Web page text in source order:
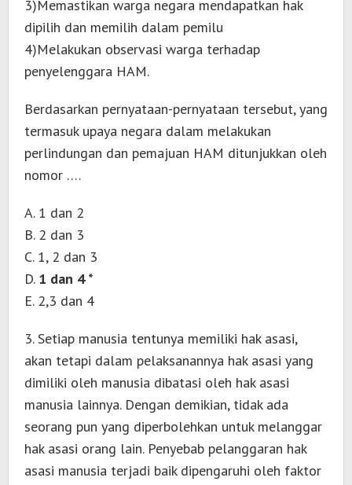
3)Memastikan warga negara mendapatkan hak
dipilih dan memilih dalam pemilu
4)Melakukan observasi warga terhadap
penyelenggara HAM.
Berdasarkan pernyataan-pernyataan tersebut, yang
termasuk upaya negara dalam melakukan
perlindungan dan pemajuan HAM ditunjukkan oleh
nomor ….
A. 1 dan 2
B. 2 dan 3
C. 1, 2 dan 3
D. 1 dan 4 *
E. 2,3 dan 4
3. Setiap manusia tentunya memiliki hak asasi,
akan tetapi dalam pelaksanannya hak asasi yang
dimiliki oleh manusia dibatasi oleh hak asasi
manusia lainnya. Dengan demikian, tidak ada
seorang pun yang diperbolehkan untuk melanggar
hak asasi orang lain. Penyebab pelanggaran hak
asasi manusia terjadi baik dipengaruhi oleh faktor